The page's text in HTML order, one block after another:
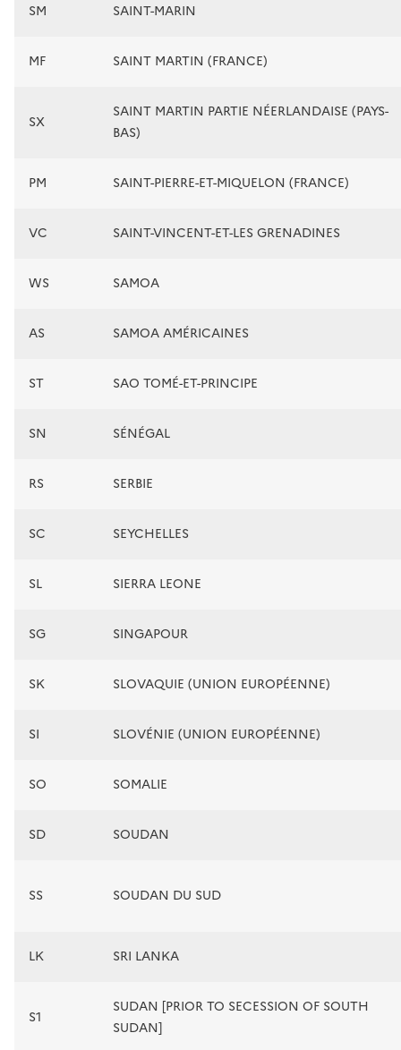
SM SAINT-MARIN
MF SAINT MARTIN (FRANCE)
SX
SAINT MARTIN PARTIE NÉERLANDAISE (PAYS-
BAS)
PM SAINT-PIERRE-ET-MIQUELON (FRANCE)
VC SAINT-VINCENT-ET-LES GRENADINES
WS SAMOA
AS SAMOA AMÉRICAINES
ST SAO TOMÉ-ET-PRINCIPE
SN SÉNÉGAL
RS SERBIE
SC SEYCHELLES
SL SIERRA LEONE
SG SINGAPOUR
SK SLOVAQUIE (UNION EUROPÉENNE)
SI SLOVÉNIE (UNION EUROPÉENNE)
SO SOMALIE
SD SOUDAN
SS SOUDAN DU SUD
LK SRI LANKA
S1
SUDAN [PRIOR TO SECESSION OF SOUTH
SUDAN]